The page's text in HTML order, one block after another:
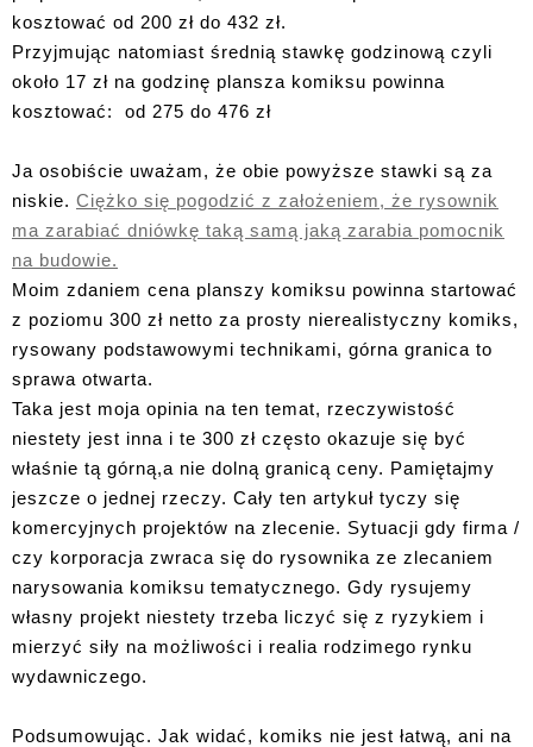
kosztować od 200 zł do 432 zł.
Przyjmując natomiast średnią stawkę godzinową czyli
około 17 zł na godzinę plansza komiksu powinna
kosztować: od 275 do 476 zł
Ja osobiście uważam, że obie powyższe stawki są za
niskie. Ciężko się pogodzić z założeniem, że rysownik
ma zarabiać dniówkę taką samą jaką zarabia pomocnik
na budowie.
Moim zdaniem cena planszy komiksu powinna startować
z poziomu 300 zł netto za prosty nierealistyczny komiks,
rysowany podstawowymi technikami, górna granica to
sprawa otwarta.
Taka jest moja opinia na ten temat, rzeczywistość
niestety jest inna i te 300 zł często okazuje się być
właśnie tą górną,a nie dolną granicą ceny. Pamiętajmy
jeszcze o jednej rzeczy. Cały ten artykuł tyczy się
komercyjnych projektów na zlecenie. Sytuacji gdy firma /
czy korporacja zwraca się do rysownika ze zlecaniem
narysowania komiksu tematycznego. Gdy rysujemy
własny projekt niestety trzeba liczyć się z ryzykiem i
mierzyć siły na możliwości i realia rodzimego rynku
wydawniczego.
Podsumowując. Jak widać, komiks nie jest łatwą, ani na